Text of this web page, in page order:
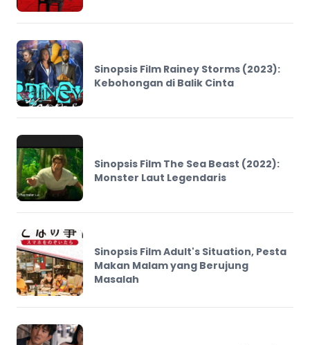
Sinopsis Film Rainey Storms (2023):
Kebohongan di Balik Cinta
Sinopsis Film The Sea Beast (2022):
Monster Laut Legendaris
Sinopsis Film Adult's Situation, Pesta
Makan Malam yang Berujung
Masalah